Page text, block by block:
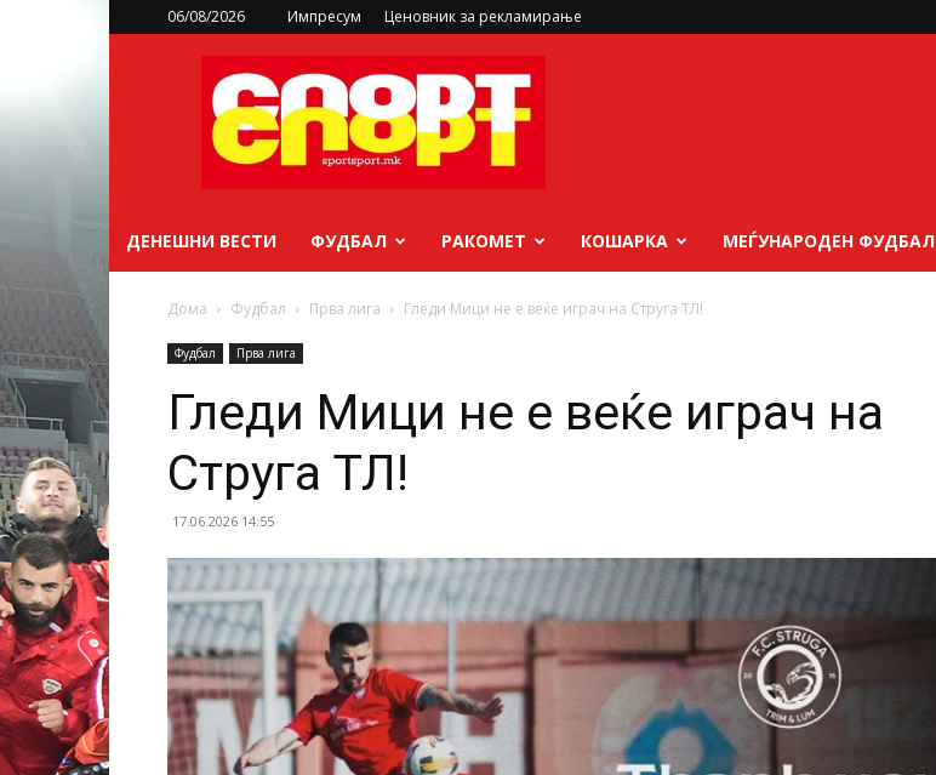
06/08/2026 Импресум Ценовник за рекламирање
sportsport.mk
ДЕНЕШНИ ВЕСТИ ФУДБАЛ РАКОМЕТ КОШАРКА МЕЃУНАРОДЕН ФУДБАЛ
Дома Фудбал Прва лига Гледи Мици не е веќе играч на Струга ТЛ!
Фудбал Прва лига
Гледи Мици не е веќе играч на
Струга ТЛ!
17.06.2026 14:55